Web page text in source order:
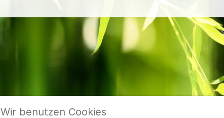
Wir benutzen Cookies